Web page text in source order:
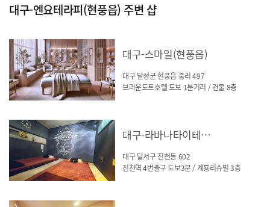
대구-엔요테라피(현풍읍) 주변 샵
대구-스마일(현풍읍)
대구 달성군 현풍읍 중리 497
브라운도트호텔 도보 1분거리 / 건물 8층
대구-라바나타이테라피
대구 달서구 진천동 602
진천역 4번출구 도보3분 / 계룡리슈빌 3층